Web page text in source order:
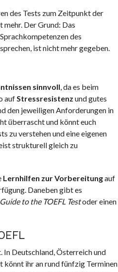
des Tests zum Zeitpunkt der
Der Grund: Das
des
ist nicht mehr gegeben.
sinnvoll, da es beim
aufStressresistenz und gutes
den jeweiligen Anforderungen in
überrascht und könnt euch
zu verstehen und eine eigenen
strukturell gleich zu
Lernhilfen zur Vorbereitungauf
Daneben gibt es
to the TOEFL Testoder einen
In Deutschland, Österreich und
könnt ihr an rund fünfzig Terminen